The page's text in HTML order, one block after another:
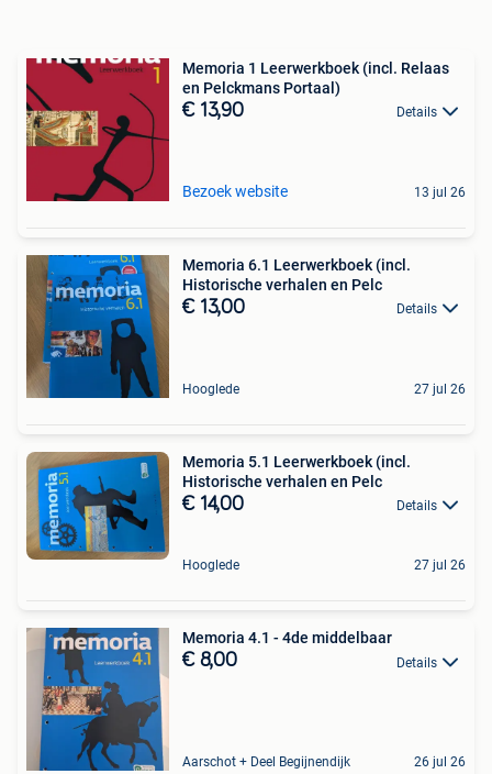
Memoria 1 Leerwerkboek (incl. Relaas
en Pelckmans Portaal)
€ 13,90 Details
Bezoek website 13 jul 26
Memoria 6.1 Leerwerkboek (incl.
Historische verhalen en Pelc
€ 13,00 Details
Hooglede 27 jul 26
Memoria 5.1 Leerwerkboek (incl.
Historische verhalen en Pelc
€ 14,00 Details
Hooglede 27 jul 26
Memoria 4.1 - 4de middelbaar
€ 8,00 Details
Aarschot + Deel Begijnendijk 26 jul 26